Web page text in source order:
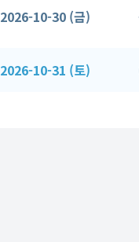
2026-10-30 (금)
2026-10-31 (토)